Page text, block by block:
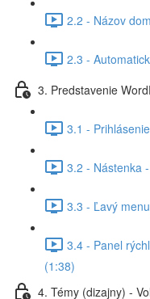
2.2 - Názov
2.3 -
3. Predstavenie
3.1 -
3.2 - Nástenka
3.3 - Ľavý
3.4 - Panel
(1:38)
4. Témy (dizajny) -